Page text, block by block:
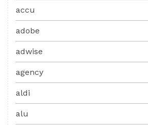
accu
adobe
adwise
agency
aldi
alu